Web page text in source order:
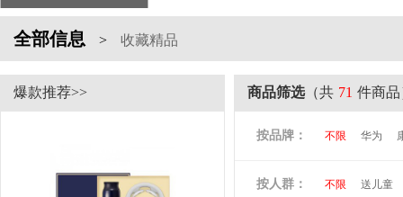
全部信息 > 收藏精品
爆款推荐>> 商品筛选（共 71 件商品
按品牌： 不限 华为
尚膳厨 墨森
按人群： 不限 送儿童